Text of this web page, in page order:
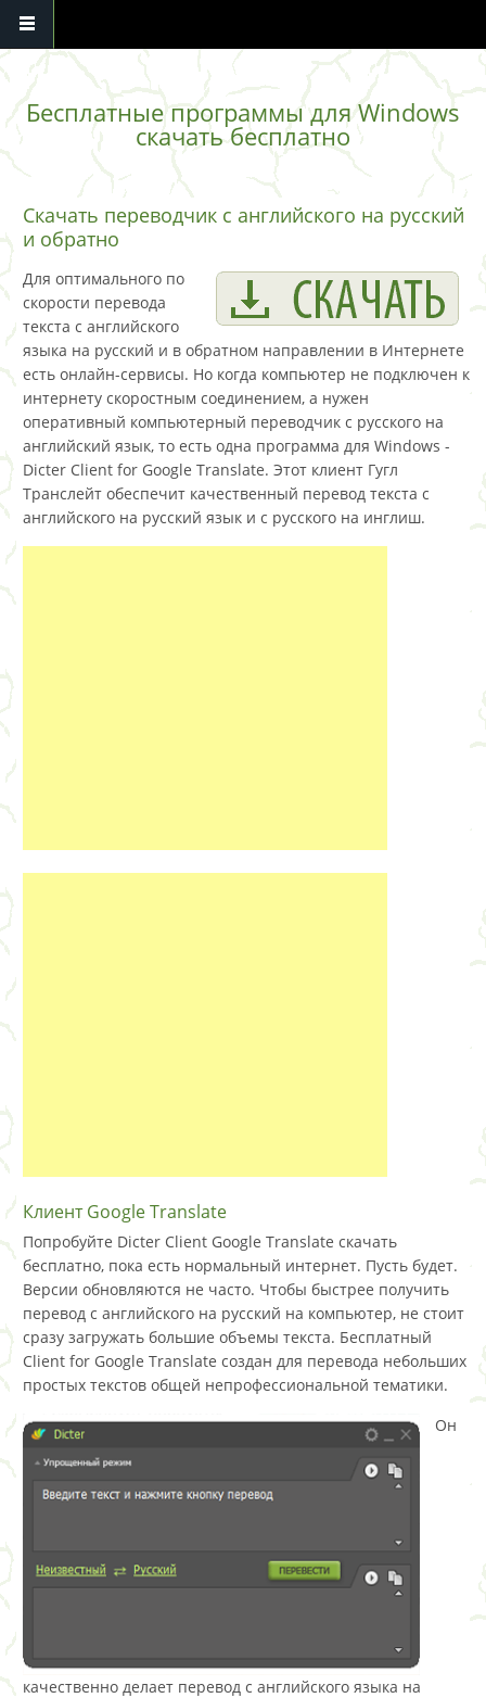
Перейти к основному содержанию
Бесплатные программы для Windows
скачать бесплатно
Скачать переводчик с английского на русский
и обратно
Для оптимального по
скорости перевода
текста с английского
языка на русский и в обратном направлении в Интернете
есть онлайн-сервисы. Но когда компьютер не подключен к
интернету скоростным соединением, а нужен
оперативный компьютерный переводчик с русского на
английский язык, то есть одна программа для Windows -
Dicter Client for Google Translate. Этот клиент Гугл
Транслейт обеспечит качественный перевод текста с
английского на русский язык и с русского на инглиш.
Клиент Google Translate
Попробуйте Dicter Client Google Translate скачать
бесплатно, пока есть нормальный интернет. Пусть будет.
Версии обновляются не часто. Чтобы быстрее получить
перевод с английского на русский на компьютер, не стоит
сразу загружать большие объемы текста. Бесплатный
Client for Google Translate создан для перевода небольших
простых текстов общей непрофессиональной тематики.
Он
качественно делает перевод с английского языка на